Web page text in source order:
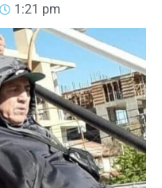
1:21 pm